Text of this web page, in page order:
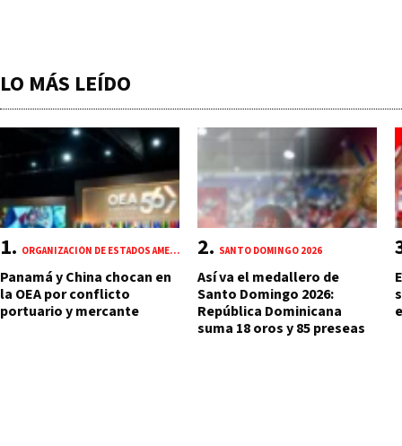
LO MÁS LEÍDO
ORGANIZACIÓN DE ESTADOS AMERICANOS (OEA)
Panamá y China chocan en
la OEA por conflicto
portuario y mercante
SANTO DOMINGO 2026
Así va el medallero de
Santo Domingo 2026:
República Dominicana
suma 18 oros y 85 preseas